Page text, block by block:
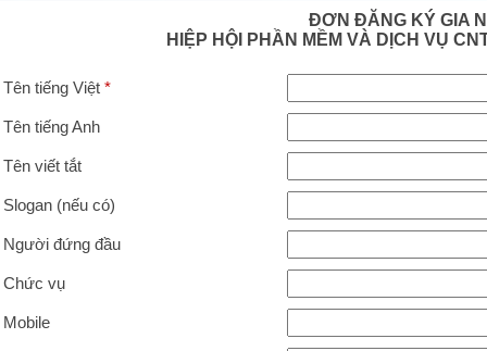
ĐƠN ĐĂNG KÝ GIA
HIỆP HỘI PHẦN MỀM VÀ DỊCH VỤ
Tên tiếng Việt *
Tên tiếng Anh
Tên viết tắt
Slogan (nếu có)
Người đứng đầu
Chức vụ
Mobile